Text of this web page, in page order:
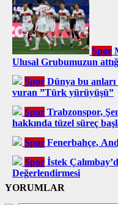
Spor
Ulusal Grubumuzun
Spor Dünya bu
vuran ”Türk yürüyüşü”
Spor Trabzonspor,
hakkında tüzel süreç
Spor Fenerbahçe,
Spor İstek
Değerlendirmesi
YORUMLAR